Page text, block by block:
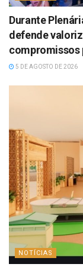
Durante
defende
compromissos
5 DE AGOSTO DE 2026
NOTÍCIAS